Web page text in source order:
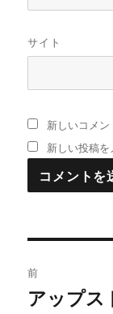
サイト
新しいコメ
新しい投稿
稿
前
過
アップス